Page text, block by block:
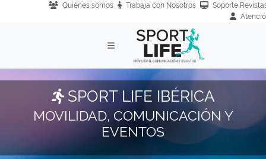
Quiénes somos Trabaja con Nosotros
Soporte
SPORT LIFE IBÉRICA
MOVILIDAD, COMUNICACIÓN Y
EVENTOS